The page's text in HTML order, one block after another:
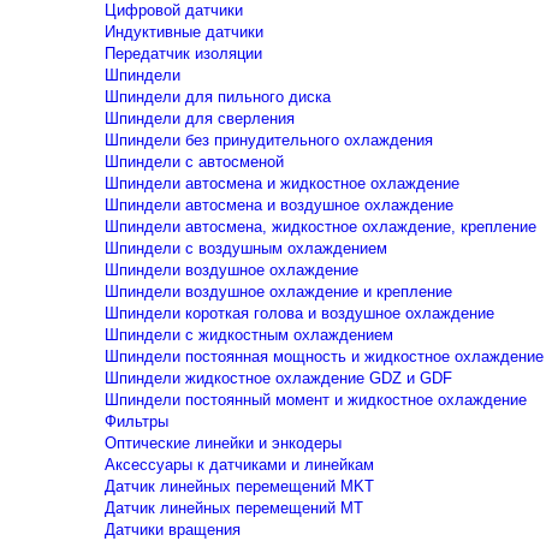
Цифровой датчики
Индуктивные датчики
Передатчик изоляции
Шпиндели
Шпиндели для пильного диска
Шпиндели для сверления
Шпиндели без принудительного охлаждения
Шпиндели с автосменой
Шпиндели автосмена и жидкостное охлаждение
Шпиндели автосмена и воздушное охлаждение
Шпиндели автосмена, жидкостное охлаждение, крепление
Шпиндели с воздушным охлаждением
Шпиндели воздушное охлаждение
Шпиндели воздушное охлаждение и крепление
Шпиндели короткая голова и воздушное охлаждение
Шпиндели с жидкостным охлаждением
Шпиндели постоянная мощность и жидкостное охлаждение
Шпиндели жидкостное охлаждение GDZ и GDF
Шпиндели постоянный момент и жидкостное охлаждение
Фильтры
Оптические линейки и энкодеры
Аксессуары к датчиками и линейкам
Датчик линейных перемещений MKT
Датчик линейных перемещений MT
Датчики вращения